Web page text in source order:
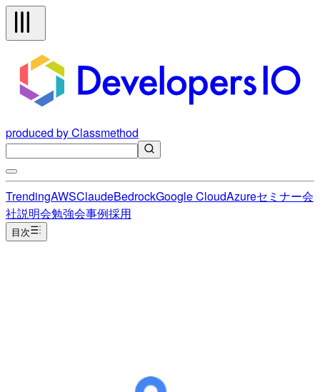
produced by Classmethod
TrendingAWSClaudeBedrockGoogle CloudAzureセミナー会
社説明会勉強会事例採用
目次